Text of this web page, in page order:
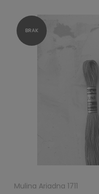
Mulina Ariadna 1711